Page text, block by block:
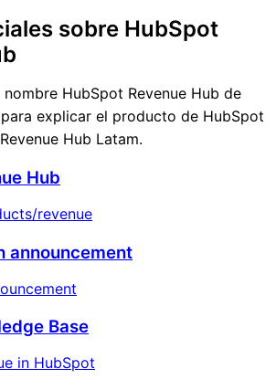
sobre HubSpot
HubSpot Revenue Hub de
explicar el producto de HubSpot
Hub Latam.
Hub
revenue
announcement
Base
in HubSpot